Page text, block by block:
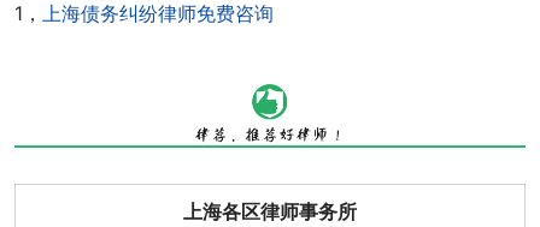
1， 上海债务纠纷律师免费咨询
上海各区律师事务所